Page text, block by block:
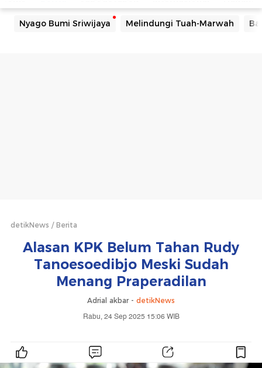
Nyago Bumi Sriwijaya Melindungi Tuah-Marwah
detikNews Berita
Alasan KPK Belum Tahan Rudy
Tanoesoedibjo Meski Sudah
Menang Praperadilan
Adrial akbar - detikNews
Rabu, 24 Sep 2025 15:06 WIB